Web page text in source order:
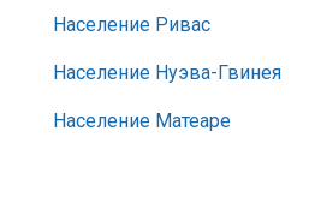
Население Ривас
Население Нуэва-Гвинея
Население Матеаре